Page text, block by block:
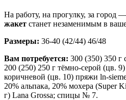
На работу, на прогулку, за город
жакет станет незаменимым в
Размеры: 36-40 (42/44) 46/48
Вам потребуется: 300 (350) 350 г
200 (250) 250 г тёмно-серой (цв.
коричневой (цв. 10) пряжи ln-
20% альпака, 20% мохера (Super
г) Lana Grossa; спицы № 7.